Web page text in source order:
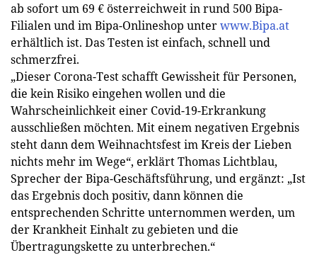
ab sofort um 69 € österreichweit in rund 500 Bipa-
Filialen und im Bipa-Onlineshop unterwww.Bipa.at
erhältlich ist. Das Testen ist einfach, schnell und
schmerzfrei.
„Dieser Corona-Test schafft Gewissheit für Personen,
die kein Risiko eingehen wollen und die
Wahrscheinlichkeit einer Covid-19-Erkrankung
ausschließen möchten. Mit einem negativen Ergebnis
steht dann dem Weihnachtsfest im Kreis der Lieben
nichts mehr im Wege“, erklärt Thomas Lichtblau,
Sprecher der Bipa-Geschäftsführung, und ergänzt: „Ist
das Ergebnis doch positiv, dann können die
entsprechenden Schritte unternommen werden, um
der Krankheit Einhalt zu gebieten und die
Übertragungskette zu unterbrechen.“